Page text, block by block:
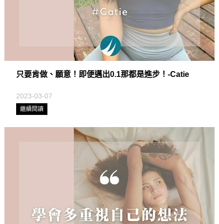
只要肯做、願意！即便邁出0.1那都是進步！-Catie
2023-03-07
繼續閱讀